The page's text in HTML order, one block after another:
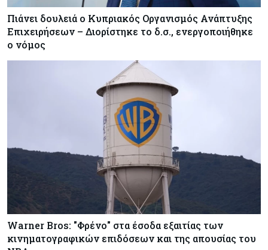
Πιάνει δουλειά ο Κυπριακός Οργανισμός Ανάπτυξης
Επιχειρήσεων – Διορίστηκε το δ.σ., ενεργοποιήθηκε
ο νόμος
Warner Bros: "Φρένο" στα έσοδα εξαιτίας των
κινηματογραφικών επιδόσεων και της απουσίας του